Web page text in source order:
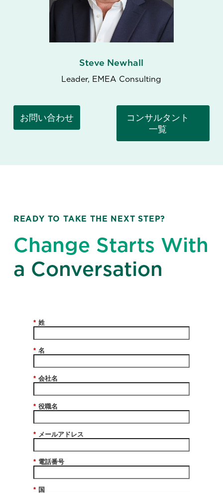
Steve Newhall
Leader, EMEA Consulting
お問い合わせ
コンサルタント
一覧
READY TO TAKE THE NEXT STEP?
Change Starts With
a Conversation
* 姓
* 名
* 会社名
* 役職名
* メールアドレス
* 電話番号
* 国